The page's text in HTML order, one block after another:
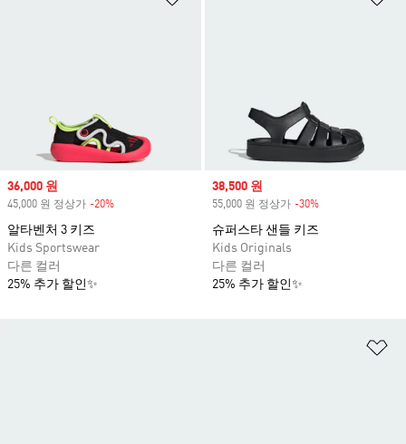
Sale price
36,000 원
45,000 원 정상가 -20%
알타벤처 3 키즈
Kids Sportswear
다른 컬러
25% 추가 할인✨
Sale price
38,500 원
55,000 원 정상가 -30%
슈퍼스타 샌들 키즈
Kids Originals
다른 컬러
25% 추가 할인✨